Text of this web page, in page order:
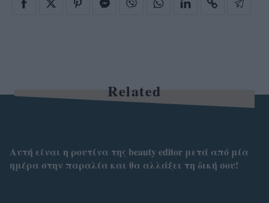
Related
Αυτή είναι η ρουτίνα της beauty editor μετά από μία
ημέρα στην παραλία και θα αλλάξει τη δική σου!